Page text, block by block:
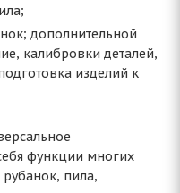
дополнительной
калибровки деталей,
изделий к
функции многих
рубанок, пила,